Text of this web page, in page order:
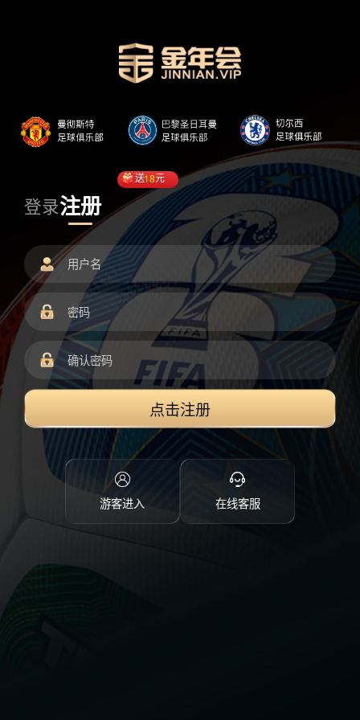
登录注册
送18元
点击注册
游客进入 在线客服